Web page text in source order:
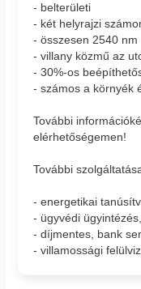
- belterületi
- két helyrajzi
- összesen 2540 nm
- villany közmű az
- 30%-os
- számos a környék
További
elérhetőségemen!
További
- energetikai
- ügyvédi
- díjmentes, bank
- villamossági